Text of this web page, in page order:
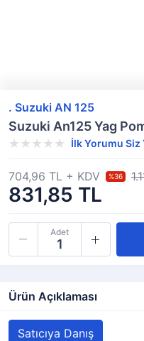
. Suzuki AN 125
Suzuki An125 Yag
İlk Yorumu Siz
831,85 TL
704,96 TL + KDV %36
Adet
Ürün Açıklaması
Satıcıya Danış